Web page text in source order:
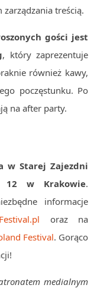
treścią.
gości jest
, który zaprezentuje
również kawy,
poczęstunku. Po
na after party.
w Starej Zajezdni
12 w Krakowie.
informacje
oraz na
Festival. Gorąco
medialnym